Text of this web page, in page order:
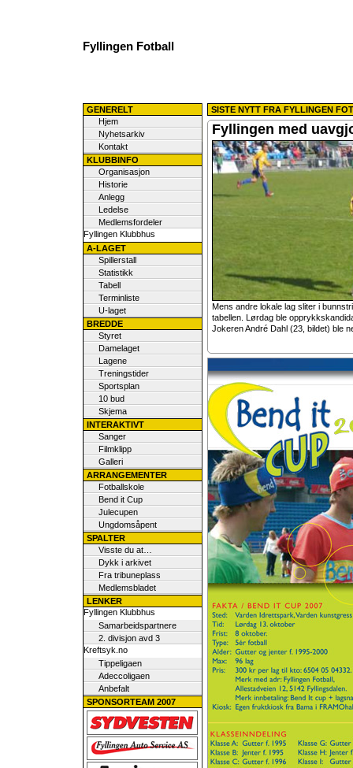
Fyllingen Fotball
GENERELT
Hjem
Nyhetsarkiv
Kontakt
KLUBBINFO
Organisasjon
Historie
Anlegg
Ledelse
Medlemsfordeler
Fyllingen Klubbhus
A-LAGET
Spillerstall
Statistikk
Tabell
Terminliste
U-laget
BREDDE
Styret
Damelaget
Lagene
Treningstider
Sportsplan
10 bud
Skjema
INTERAKTIVT
Sanger
Filmklipp
Galleri
ARRANGEMENTER
Fotballskole
Bend it Cup
Julecupen
Ungdomsåpent
SPALTER
Visste du at…
Dykk i arkivet
Fra tribuneplass
Medlemsbladet
LENKER
Fyllingen Klubbhus
Samarbeidspartnere
2. divisjon avd 3
Kreftsyk.no
Tippeligaen
Adeccoligaen
Anbefalt
SPONSORTEAM 2007
SISTE NYTT FRA FYLLINGEN
Fyllingen med
Mens andre lokale lag sliter i
tabellen. Lørdag ble
Jokeren André Dahl (23, bildet) ble